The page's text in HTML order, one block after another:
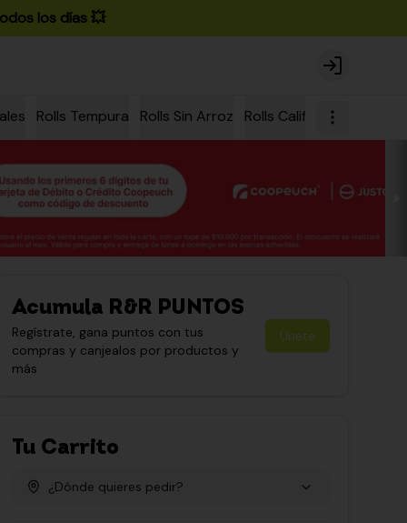
los días 💥
Login
Rolls Tempura Rolls Sin Arroz Rolls California
Acumula R&R PUNTOS
Regístrate, gana puntos con tus
compras y canjealos por productos y
más
Únete
Tu Carrito
¿Dónde quieres pedir?